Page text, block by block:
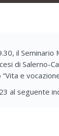
il Seminario
di Salerno-
e
al seguente